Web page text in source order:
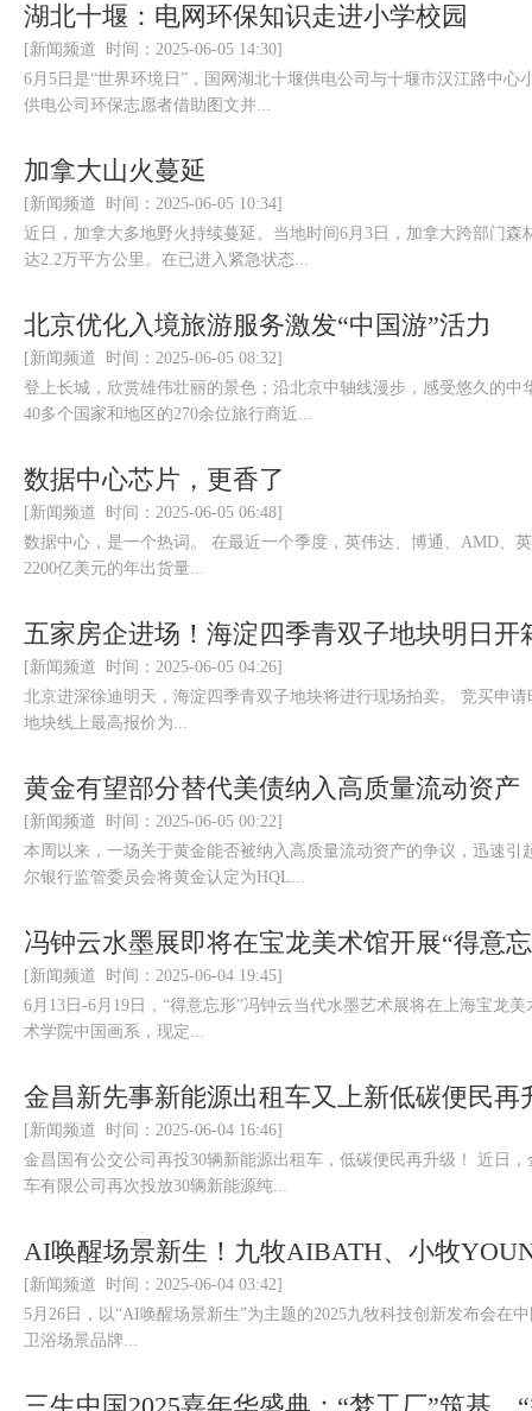
湖北十堰：电网环保知识走进小学校园
[新闻频道 时间：2025-06-05 14:30]
6月5日是“世界环境日”，国网湖北十堰供电公司与十堰市汉江路中
供电公司环保志愿者借助图文并...
加拿大山火蔓延
[新闻频道 时间：2025-06-05 10:34]
近日，加拿大多地野火持续蔓延。当地时间6月3日，加拿大跨部门
达2.2万平方公里。在已进入紧急状态...
北京优化入境旅游服务激发“中国游”活力
[新闻频道 时间：2025-06-05 08:32]
登上长城，欣赏雄伟壮丽的景色；沿北京中轴线漫步，感受悠久的
40多个国家和地区的270余位旅行商近...
数据中心芯片，更香了
[新闻频道 时间：2025-06-05 06:48]
数据中心，是一个热词。 在最近一个季度，英伟达、博通、AMD、
2200亿美元的年出货量...
五家房企进场！海淀四季青双子地块明日开
[新闻频道 时间：2025-06-05 04:26]
北京进深徐迪明天，海淀四季青双子地块将进行现场拍卖。 竞买申
地块线上最高报价为...
黄金有望部分替代美债纳入高质量流动资产
[新闻频道 时间：2025-06-05 00:22]
本周以来，一场关于黄金能否被纳入高质量流动资产的争议，迅速
尔银行监管委员会将黄金认定为HQL...
冯钟云水墨展即将在宝龙美术馆开展“得意
[新闻频道 时间：2025-06-04 19:45]
6月13日-6月19日，“得意忘形”冯钟云当代水墨艺术展将在上海宝龙
术学院中国画系，现定...
金昌新先事新能源出租车又上新低碳便民再
[新闻频道 时间：2025-06-04 16:46]
金昌国有公交公司再投30辆新能源出租车，低碳便民再升级！ 近
车有限公司再次投放30辆新能源纯...
AI唤醒场景新生！九牧AIBATH、小牧
[新闻频道 时间：2025-06-04 03:42]
5月26日，以“AI唤醒场景新生”为主题的2025九牧科技创新发布会在
卫浴场景品牌...